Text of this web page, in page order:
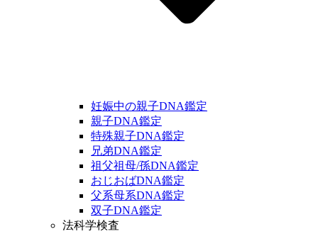
妊娠中の親子DNA鑑定
親子DNA鑑定
特殊親子DNA鑑定
兄弟DNA鑑定
祖父祖母/孫DNA鑑定
おじおばDNA鑑定
父系母系DNA鑑定
双子DNA鑑定
法科学検査